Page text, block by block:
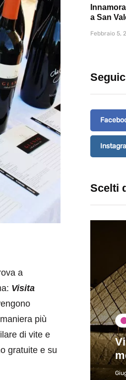
a
Visita
più
di vite e
gratuite e su
a San
Febbraio 5,
Scelti